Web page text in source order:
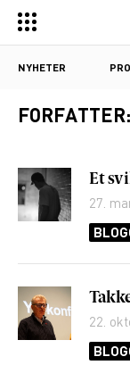
NYHETER
FORFATTER:
Et
27.
22.